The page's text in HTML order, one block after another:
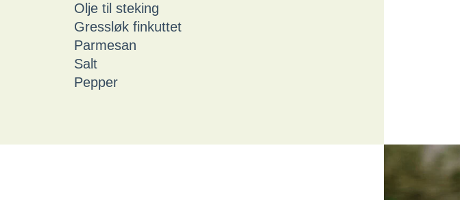
Olje til steking
Gressløk finkuttet
Parmesan
Salt
Pepper